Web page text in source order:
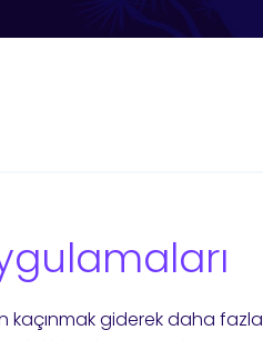
kaçınmak giderek daha fazla